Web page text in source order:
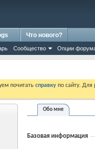
Сообщество Опции
Что нового?
почитать справку по сайту.
Обо мне
Базовая информация